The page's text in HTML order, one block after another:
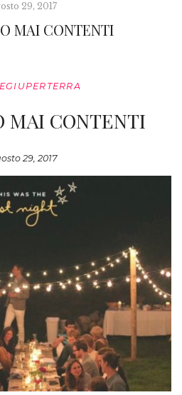
29, 2017
MAI CONTENTI
MAI CONTENTI
29, 2017